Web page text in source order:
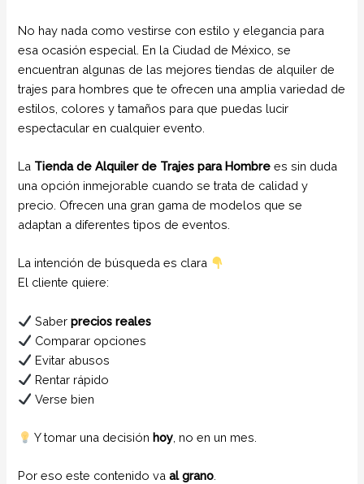
No hay nada como vestirse con estilo y elegancia para
esa ocasión especial. En la Ciudad de México, se
encuentran algunas de las mejores tiendas de alquiler de
trajes para hombres que te ofrecen una amplia variedad de
estilos, colores y tamaños para que puedas lucir
espectacular en cualquier evento.
La Tienda de Alquiler de Trajes para Hombre es sin duda
una opción inmejorable cuando se trata de calidad y
precio. Ofrecen una gran gama de modelos que se
adaptan a diferentes tipos de eventos.
La intención de búsqueda es clara
El cliente quiere:
Saberprecios reales
Comparar opciones
Evitar abusos
Rentar rápido
Verse bien
Y tomar una decisiónhoy , no en un mes.
Por eso este contenido vaal grano.